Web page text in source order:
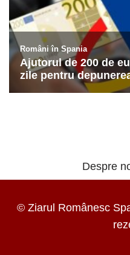
Despre
© Ziarul Românesc